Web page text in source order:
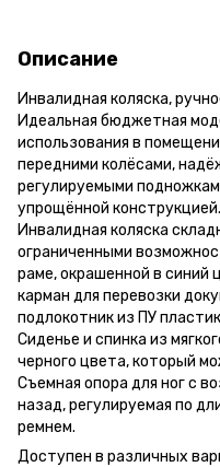
Описание
Инвалидная коляска,
Идеальная бюджетная
использования в
передними колёсами,
регулируемыми
упрощённой конструкцией.
Инвалидная коляска
ограниченными
раме, окрашенной в синий
карман для перевозки
подлокотник из ПУ
Сиденье и спинка из
черного цвета, который
Съемная опора для ног с
назад, регулируемая по
ремнем.
Доступен в различных